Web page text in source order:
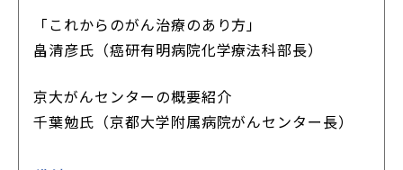
「これからのがん治療のあり方」
畠清彦氏（癌研有明病院化学療法科部長）
京大がんセンターの概要紹介
千葉勉氏（京都大学附属病院がんセンター長）